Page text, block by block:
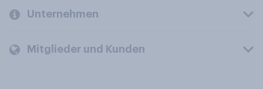
Unternehmen
Mitglieder und Kunden